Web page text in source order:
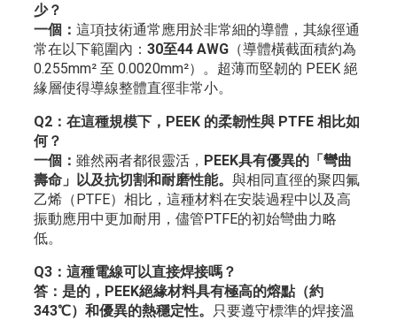
少？
一個： 這項技術通常應用於非常細的導體，其線徑通
常在以下範圍內： 30至44 AWG（導體橫截面積約為
0.255mm² 至 0.0020mm²）。超薄而堅韌的 PEEK 絕
緣層使得導線整體直徑非常小。
Q2：在這種規模下，PEEK 的柔韌性與 PTFE 相比如
何？
一個： 雖然兩者都很靈活， PEEK具有優異的「彎曲
壽命」以及抗切割和耐磨性能。 與相同直徑的聚四氟
乙烯（PTFE）相比，這種材料在安裝過程中以及高
振動應用中更加耐用，儘管PTFE的初始彎曲力略
低。
Q3：這種電線可以直接焊接嗎？
答：是的，PEEK絕緣材料具有極高的熔點（約
343℃）和優異的熱穩定性。
只要遵守標準的焊接溫